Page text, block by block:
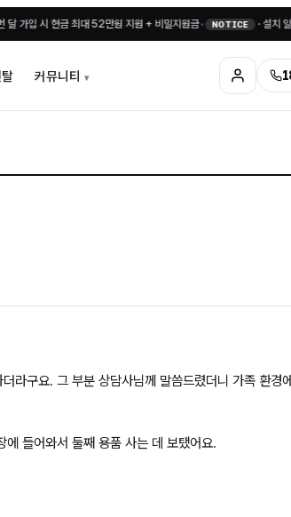
시 현금 최대 52만원 지원 + 비밀지원금• NOTICE ·설치 일정은
커뮤니티
라구요. 그 부분 상담사님께 말씀드렸더니 가족 환경
들어와서 둘째 용품 사는 데 보탰어요.